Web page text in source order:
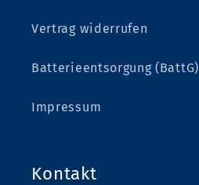
Vertrag widerrufen
Batterieentsorgung (BattG)
Impressum
Kontakt